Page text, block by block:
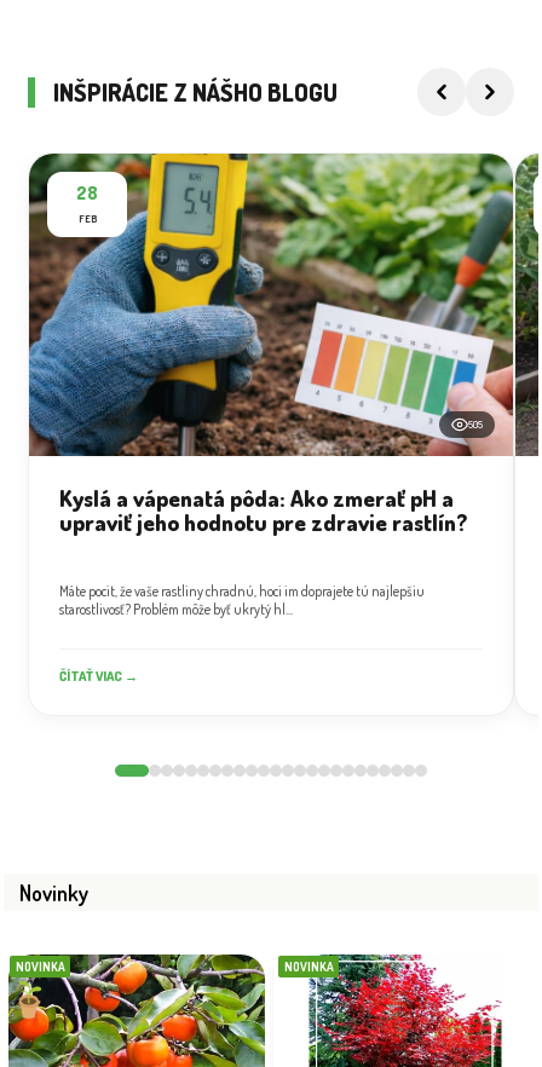
INŠPIRÁCIE Z NÁŠHO BLOGU
28
FEB
505
Kyslá a vápenatá pôda: Ako zmerať pH a
upraviť jeho hodnotu pre zdravie rastlín?
Máte pocit, že vaše rastliny chradnú, hoci im doprajete tú najlepšiu
starostlivosť? Problém môže byť ukrytý hl...
ČÍTAŤ VIAC →
Novinky
NOVINKA NOVINKA